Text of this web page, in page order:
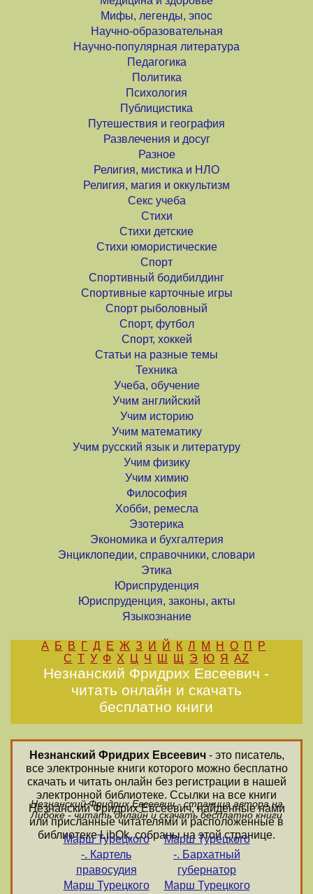
Мифы, легенды, эпос
Научно-образовательная
Научно-популярная литература
Педагогика
Политика
Психология
Публицистика
Путешествия и география
Развлечения и досуг
Разное
Религия, мистика и НЛО
Религия, магия и оккультизм
Секс учеба
Стихи
Стихи детские
Стихи юмористические
Спорт
Спортивный бодибилдинг
Спортивные карточные игры
Спорт рыболовный
Спорт, футбол
Спорт, хоккей
Статьи на разные темы
Техника
Учеба, обучение
Учим английский
Учим историю
Учим математику
Учим русский язык и литературу
Учим физику
Учим химию
Философия
Хобби, ремесла
Эзотерика
Экономика и бухгалтерия
Энциклопедии, справочники, словари
Этика
Юриспруденция
Юриспруденция, законы, акты
Языкознание
А Б В Г Д Е Ж З И Й К Л М Н О П
Р
С Т У Ф Х Ц Ч Ш Щ Э Ю Я AZ
Незнанский Фридрих Евсеевич -
читать онлайн и скачать
бесплатно книги
Незнанский Фридрих Евсеевич- это писатель,
все электронные книги которого можно бесплатно
скачать и читать онлайн без регистрации в нашей
электронной библиотеке. Ссылки на все книги
Незнанский Фридрих Евсеевич, найденные нами
или присланные читателями и расположенные в
библиотеке LibOk, собраны на этой странице.
Незнанский Фридрих Евсеевич - страница автора на
Либоке - читать онлайн и скачать бесплатно книги
Марш Турецкого
-. Картель
правосудия
Марш Турецкого
Марш Турецкого
-. Бархатный
губернатор
Марш Турецкого